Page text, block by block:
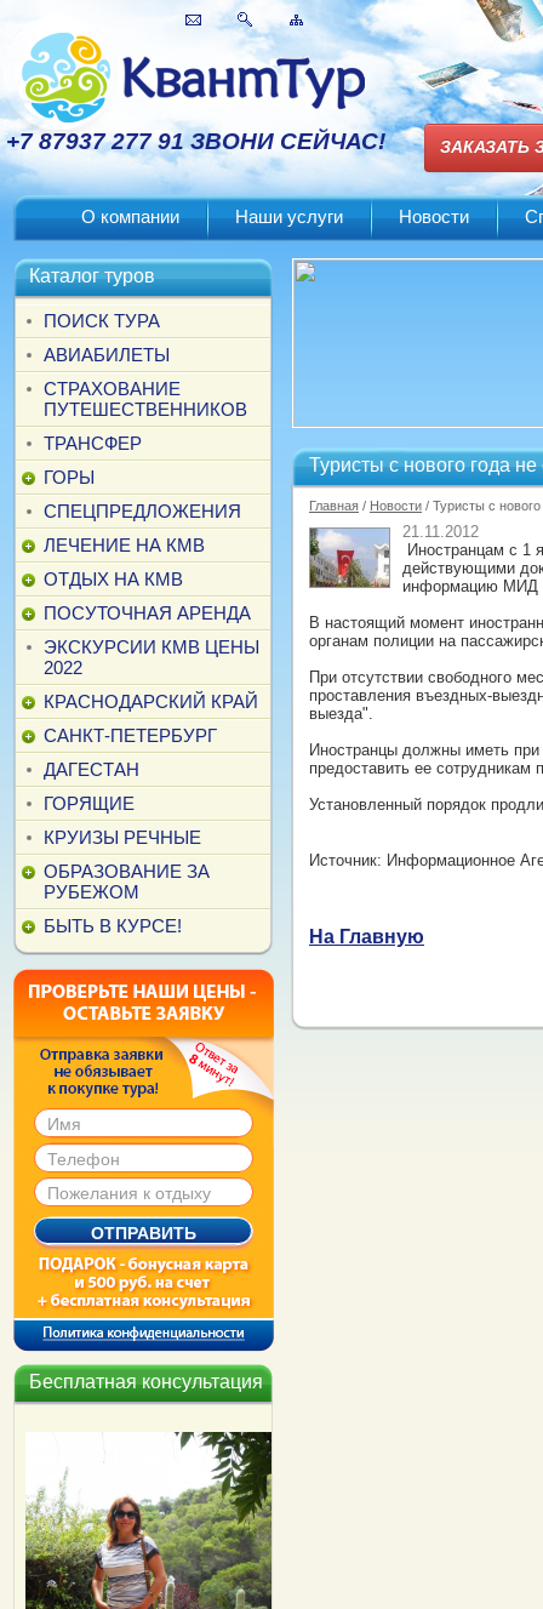
+7 87937 277 91 ЗВОНИ СЕЙЧАС! ЗАКАЗАТЬ
О компании Наши услуги Новости
Каталог туров
ПОИСК ТУРА
АВИАБИЛЕТЫ
СТРАХОВАНИЕ
ПУТЕШЕСТВЕННИКОВ
ТРАНСФЕР
ГОРЫ
СПЕЦПРЕДЛОЖЕНИЯ
ЛЕЧЕНИЕ НА КМВ
ОТДЫХ НА КМВ
ПОСУТОЧНАЯ АРЕНДА
ЭКСКУРСИИ КМВ ЦЕНЫ
2022
КРАСНОДАРСКИЙ КРАЙ
САНКТ-ПЕТЕРБУРГ
ДАГЕСТАН
ГОРЯЩИЕ
КРУИЗЫ РЕЧНЫЕ
ОБРАЗОВАНИЕ ЗА
РУБЕЖОМ
БЫТЬ В КУРСЕ!
Бесплатная консультация
Туристы с нового года
Главная / Новости / Туристы с
21.11.2012
Иностранцам с 1
действующими
информацию МИД
В настоящий момент
органам полиции на
При отсутствии свободного
проставления въездных-
выезда".
Иностранцы должны иметь
предоставить ее сотрудникам
Установленный порядок
Источник: Информационное
На Главную